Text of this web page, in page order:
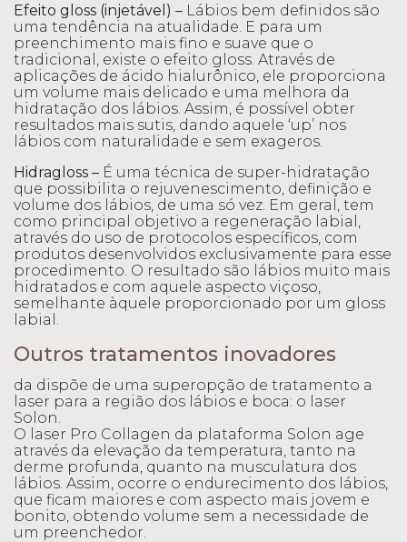
Efeito gloss (injetável) – Lábios bem definidos são
uma tendência na atualidade. E para um
preenchimento mais fino e suave que o
tradicional, existe o efeito gloss. Através de
aplicações de ácido hialurônico, ele proporciona
um volume mais delicado e uma melhora da
hidratação dos lábios. Assim, é possível obter
resultados mais sutis, dando aquele ‘up’ nos
lábios com naturalidade e sem exageros.
Hidragloss – É uma técnica de super-hidratação
que possibilita o rejuvenescimento, definição e
volume dos lábios, de uma só vez. Em geral, tem
como principal objetivo a regeneração labial,
através do uso de protocolos específicos, com
produtos desenvolvidos exclusivamente para esse
procedimento. O resultado são lábios muito mais
hidratados e com aquele aspecto viçoso,
semelhante àquele proporcionado por um gloss
labial.
Outros tratamentos inovadores
da dispõe de uma superopção de tratamento a
laser para a região dos lábios e boca: o laser
Solon.
O laser Pro Collagen da plataforma Solon age
através da elevação da temperatura, tanto na
derme profunda, quanto na musculatura dos
lábios. Assim, ocorre o endurecimento dos lábios,
que ficam maiores e com aspecto mais jovem e
bonito, obtendo volume sem a necessidade de
um preenchedor.